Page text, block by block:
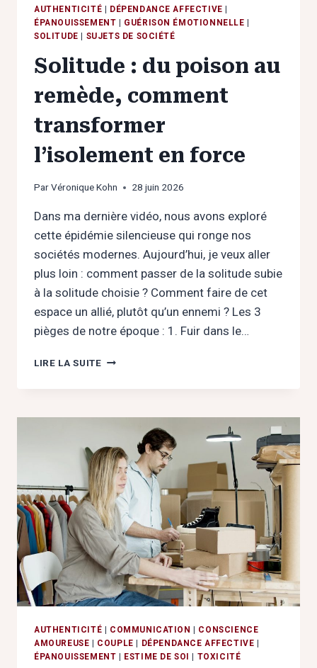
AUTHENTICITÉ | DÉPENDANCE AFFECTIVE |
ÉPANOUISSEMENT | GUÉRISON ÉMOTIONNELLE |
SOLITUDE | SUJETS DE SOCIÉTÉ
Solitude : du poison au
remède, comment
transformer
l’isolement en force
ParVéronique Kohn 28 juin 2026
Dans ma dernière vidéo, nous avons exploré
cette épidémie silencieuse qui ronge nos
sociétés modernes. Aujourd’hui, je veux aller
plus loin : comment passer de la solitude subie
à la solitude choisie ? Comment faire de cet
espace un allié, plutôt qu’un ennemi ? Les 3
pièges de notre époque : 1. Fuir dans le…
LIRE LA SUITESOLITUDE
AU
REMÈDE,
COMMENT
TRANSFORMER
L’ISOLEMENT
EN
FORCE
AUTHENTICITÉ COMMUNICATION
CONSCIENCE
AMOUREUSE
COUPLE DÉPENDANCE AFFECTIVE
ÉPANOUISSEMENT
ESTIME DE SOI TOXICITÉ